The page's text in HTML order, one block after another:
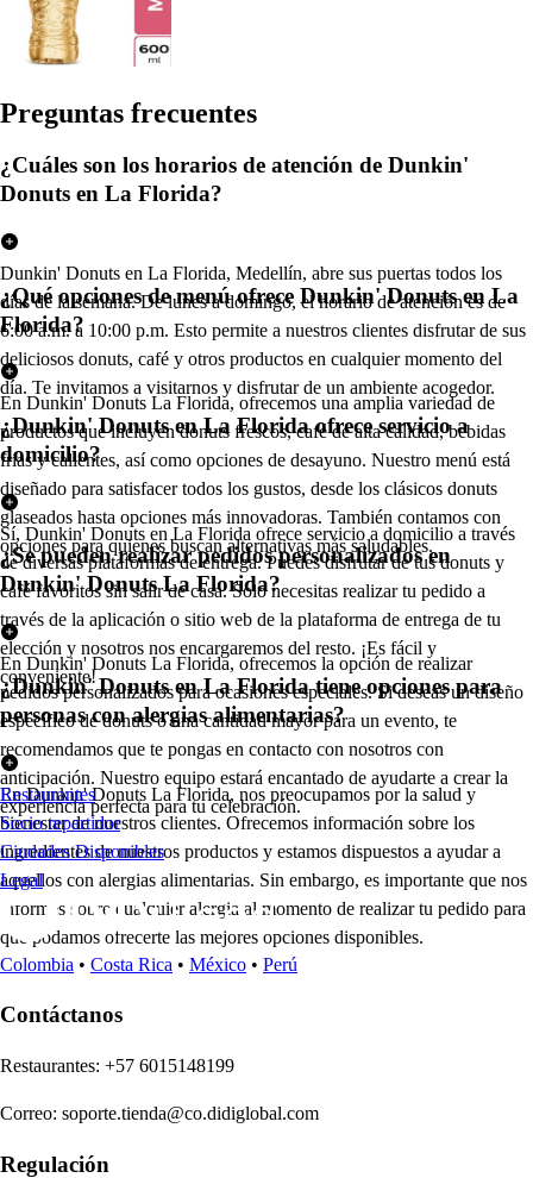
Preguntas frecuentes
¿Cuáles son los horarios de atención de Dunkin'
Donuts en La Florida?
Dunkin' Donuts en La Florida, Medellín, abre sus puertas todos los
días de la semana. De lunes a domingo, el horario de atención es de
6:00 a.m. a 10:00 p.m. Esto permite a nuestros clientes disfrutar de sus
deliciosos donuts, café y otros productos en cualquier momento del
día. Te invitamos a visitarnos y disfrutar de un ambiente acogedor.
¿Qué opciones de menú ofrece Dunkin' Donuts en La
Florida?
En Dunkin' Donuts La Florida, ofrecemos una amplia variedad de
productos que incluyen donuts frescos, café de alta calidad, bebidas
frías y calientes, así como opciones de desayuno. Nuestro menú está
diseñado para satisfacer todos los gustos, desde los clásicos donuts
glaseados hasta opciones más innovadoras. También contamos con
opciones para quienes buscan alternativas más saludables.
¿Dunkin' Donuts en La Florida ofrece servicio a
domicilio?
Sí, Dunkin' Donuts en La Florida ofrece servicio a domicilio a través
de diversas plataformas de entrega. Puedes disfrutar de tus donuts y
café favoritos sin salir de casa. Solo necesitas realizar tu pedido a
través de la aplicación o sitio web de la plataforma de entrega de tu
elección y nosotros nos encargaremos del resto. ¡Es fácil y
conveniente!
¿Se pueden realizar pedidos personalizados en
Dunkin' Donuts La Florida?
En Dunkin' Donuts La Florida, ofrecemos la opción de realizar
pedidos personalizados para ocasiones especiales. Si deseas un diseño
específico de donuts o una cantidad mayor para un evento, te
recomendamos que te pongas en contacto con nosotros con
anticipación. Nuestro equipo estará encantado de ayudarte a crear la
experiencia perfecta para tu celebración.
¿Dunkin' Donuts en La Florida tiene opciones para
personas con alergias alimentarias?
En Dunkin' Donuts La Florida, nos preocupamos por la salud y
bienestar de nuestros clientes. Ofrecemos información sobre los
ingredientes de nuestros productos y estamos dispuestos a ayudar a
aquellos con alergias alimentarias. Sin embargo, es importante que nos
informes sobre cualquier alergia al momento de realizar tu pedido para
que podamos ofrecerte las mejores opciones disponibles.
Restaurantes
Socio repartidor
Ciudades Disponibles
Legal
Colombia • Costa Rica • México • Perú
Contáctanos
Restaurantes: +57 6015148199
Correo: soporte.tienda@co.didiglobal.com
Regulación